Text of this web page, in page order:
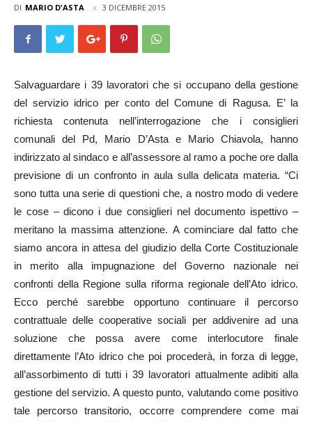
DI MARIO D'ASTA 3 DICEMBRE 2015
Salvaguardare i 39 lavoratori che si occupano della gestione
del servizio idrico per conto del Comune di Ragusa. E’ la
richiesta contenuta nell’interrogazione che i consiglieri
comunali del Pd, Mario D’Asta e Mario Chiavola, hanno
indirizzato al sindaco e all’assessore al ramo a poche ore dalla
previsione di un confronto in aula sulla delicata materia. “Ci
sono tutta una serie di questioni che, a nostro modo di vedere
le cose – dicono i due consiglieri nel documento ispettivo –
meritano la massima attenzione. A cominciare dal fatto che
siamo ancora in attesa del giudizio della Corte Costituzionale
in merito alla impugnazione del Governo nazionale nei
confronti della Regione sulla riforma regionale dell’Ato idrico.
Ecco perché sarebbe opportuno continuare il percorso
contrattuale delle cooperative sociali per addivenire ad una
soluzione che possa avere come interlocutore finale
direttamente l’Ato idrico che poi procederà, in forza di legge,
all’assorbimento di tutti i 39 lavoratori attualmente adibiti alla
gestione del servizio. A questo punto, valutando come positivo
tale percorso transitorio, occorre comprendere come mai